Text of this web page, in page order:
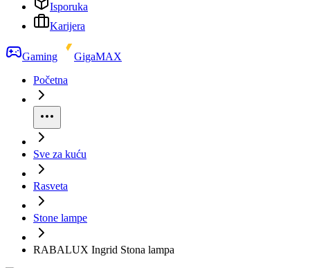
Isporuka
Karijera
Gaming
GigaMAX
Početna
Sve za kuću
Rasveta
Stone lampe
RABALUX Ingrid Stona lampa